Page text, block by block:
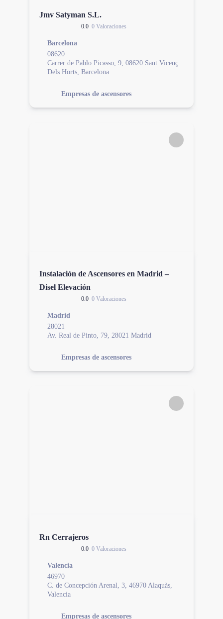
Jmv Satyman S.L.
0.0 0 Valoraciones
Barcelona
08620
Carrer de Pablo Picasso, 9, 08620 Sant Vicenç
Dels Horts, Barcelona
Empresas de ascensores
Instalación de Ascensores en Madrid –
Disel Elevación
0.0 0 Valoraciones
Madrid
28021
Av. Real de Pinto, 79, 28021 Madrid
Empresas de ascensores
Rn Cerrajeros
0.0 0 Valoraciones
Valencia
46970
C. de Concepción Arenal, 3, 46970 Alaquàs,
Valencia
Empresas de ascensores